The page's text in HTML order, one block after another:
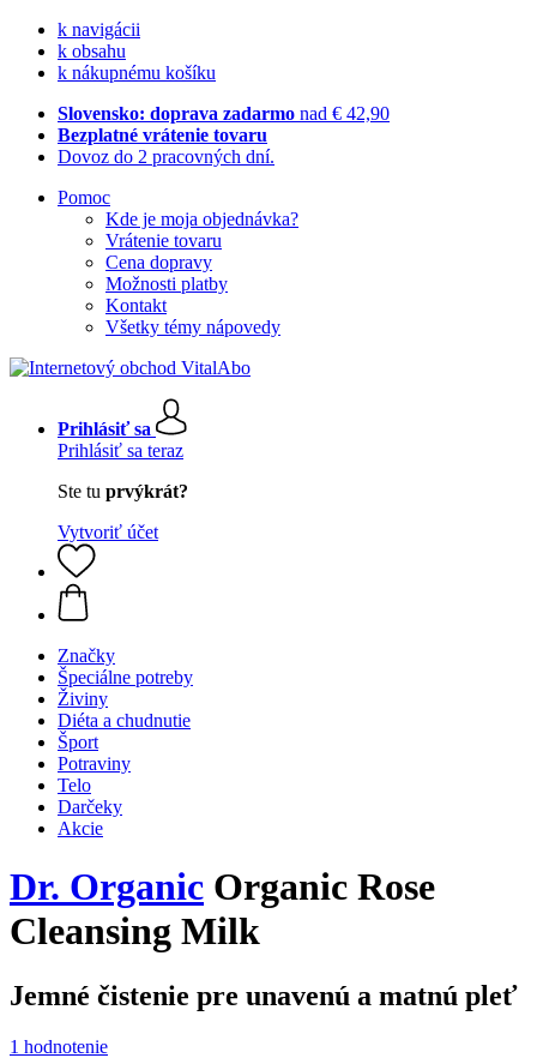
k navigácii
k obsahu
k nákupnému košíku
Slovensko: doprava zadarmo nad € 42,90
Bezplatné vrátenie tovaru
Dovoz do 2 pracovných dní.
Pomoc
Kde je moja objednávka?
Vrátenie tovaru
Cena dopravy
Možnosti platby
Kontakt
Všetky témy nápovedy
Prihlásiť sa
Prihlásiť sa teraz
Ste tu prvýkrát?
Vytvoriť účet
Značky
Špeciálne potreby
Živiny
Diéta a chudnutie
Šport
Potraviny
Telo
Darčeky
Akcie
Dr. Organic Organic Rose
Cleansing Milk
Jemné čistenie pre unavenú a matnú pleť
1 hodnotenie